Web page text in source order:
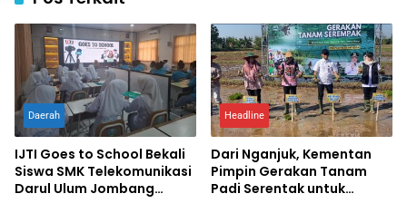
Daerah
IJTI Goes to School Bekali
Siswa SMK Telekomunikasi
Darul Ulum Jombang
Headline
Dari Nganjuk, Kementan
Pimpin Gerakan Tanam
Padi Serentak untuk